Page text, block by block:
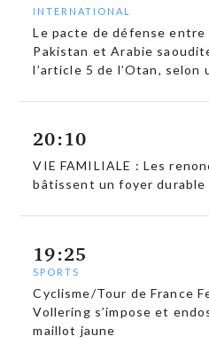
INTERNATIONAL
Le pacte de défense entre
Pakistan et Arabie
l’article 5 de l’Otan, selon
20:10
VIE FAMILIALE : Les
bâtissent un foyer durable
19:25
SPORTS
Cyclisme/Tour de France
Vollering s’impose et
maillot jaune